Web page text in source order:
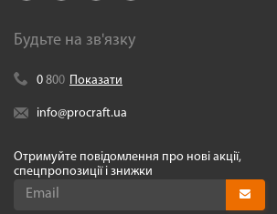
Будьте на зв'язку
0 800 Показати
info@procraft.ua
Отримуйте повідомлення про нові акції,
спецпропозиції і знижки